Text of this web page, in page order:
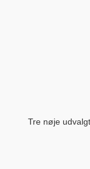
Tre nøje